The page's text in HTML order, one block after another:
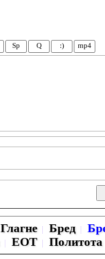
Sp Q :) mp4
Глагне Бред
ЕОТ
Политота